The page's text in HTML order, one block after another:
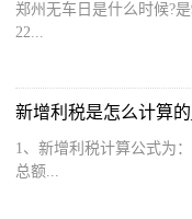
郑州无车日是什么时候?
22...
新增利税是怎么计算
1、新增利税计算公式为
总额...